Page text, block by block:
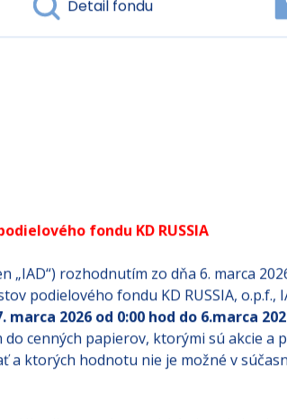
Detail fondu
fondu KD RUSSIA
rozhodnutím zo dňa 6. marca
podielového fondu KD RUSSIA, o.p.f.,
marca 2026 od 0:00 hod do 6.marca
cenných papierov, ktorými sú akcie a
a ktorých hodnotu nie je možné v